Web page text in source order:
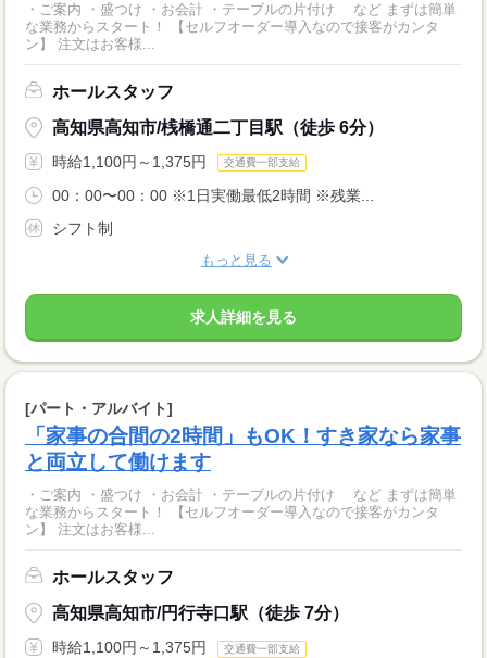
・ご案内 ・盛つけ ・お会計 ・テーブルの片付け など まずは簡単
な業務からスタート！ 【セルフオーダー導入なので接客がカンタ
ン】 注文はお客様...
ホールスタッフ
高知県高知市/桟橋通二丁目駅（徒歩 6分）
時給1,100円～1,375円 交通費一部支給
00：00〜00：00 ※1日実働最低2時間 ※残業...
シフト制
もっと見る
求人詳細を見る
[パート・アルバイト]
「家事の合間の2時間」もOK！すき家なら家事
と両立して働けます
・ご案内 ・盛つけ ・お会計 ・テーブルの片付け など まずは簡単
な業務からスタート！ 【セルフオーダー導入なので接客がカンタ
ン】 注文はお客様...
ホールスタッフ
高知県高知市/円行寺口駅（徒歩 7分）
時給1,100円～1,375円 交通費一部支給